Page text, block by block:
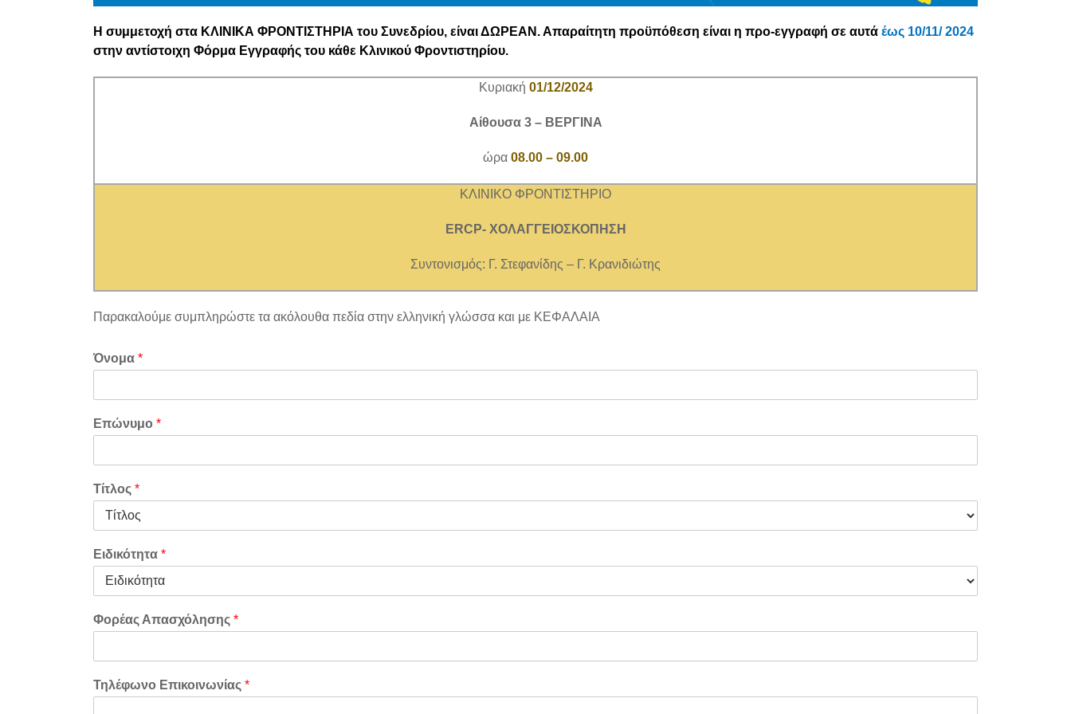
Η συμμετοχή στα ΚΛΙΝΙΚΑ ΦΡΟΝΤΙΣΤΗΡΙΑ του Συνεδρίου, είναι ΔΩΡΕΑΝ. Απαραίτητη προϋπόθεση είναι η προ-εγγραφή σε αυτά έως 10/11/ 2024
στην αντίστοιχη Φόρμα Εγγραφής του κάθε Κλινικού Φροντιστηρίου.
Κυριακή 01/12/2024
Αίθουσα 3 – ΒΕΡΓΙΝΑ
ώρα 08.00 – 09.00
ΚΛΙΝΙΚΟ ΦΡΟΝΤΙΣΤΗΡΙΟ
ERCP- ΧΟΛΑΓΓΕΙΟΣΚΟΠΗΣΗ
Συντονισμός: Γ. Στεφανίδης – Γ. Κρανιδιώτης
Παρακαλούμε συμπληρώστε τα ακόλουθα πεδία στην ελληνική γλώσσα και με ΚΕΦΑΛΑΙΑ
Όνομα *
Επώνυμο *
Τίτλος *
Ειδικότητα *
Φορέας Απασχόλησης *
Τηλέφωνο Επικοινωνίας *